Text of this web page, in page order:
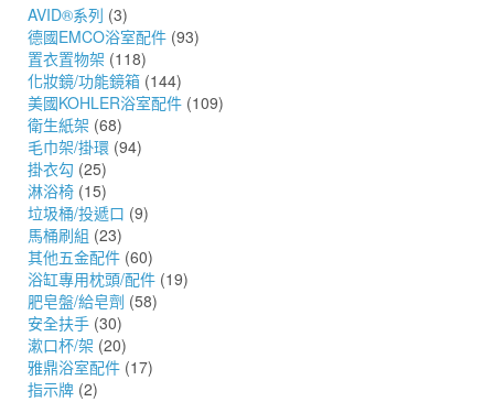
AVID®系列 (3)
德國EMCO浴室配件 (93)
置衣置物架 (118)
化妝鏡/功能鏡箱 (144)
美國KOHLER浴室配件 (109)
衛生紙架 (68)
毛巾架/掛環 (94)
掛衣勾 (25)
淋浴椅 (15)
垃圾桶/投遞口 (9)
馬桶刷組 (23)
其他五金配件 (60)
浴缸專用枕頭/配件 (19)
肥皂盤/給皂劑 (58)
安全扶手 (30)
漱口杯/架 (20)
雅鼎浴室配件 (17)
指示牌 (2)